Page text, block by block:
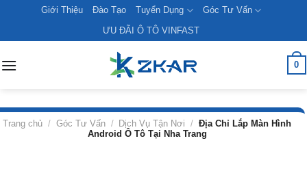
content
Giới Thiệu Đào Tạo Tuyển Dụng
Góc Tư Vấn
ƯU ĐÃI Ô TÔ VINFAST
0
Trang chủ / Góc Tư Vấn / Dịch Vụ Tận Nơi / Địa Chỉ Lắp Màn Hình
Android Ô Tô Tại Nha Trang